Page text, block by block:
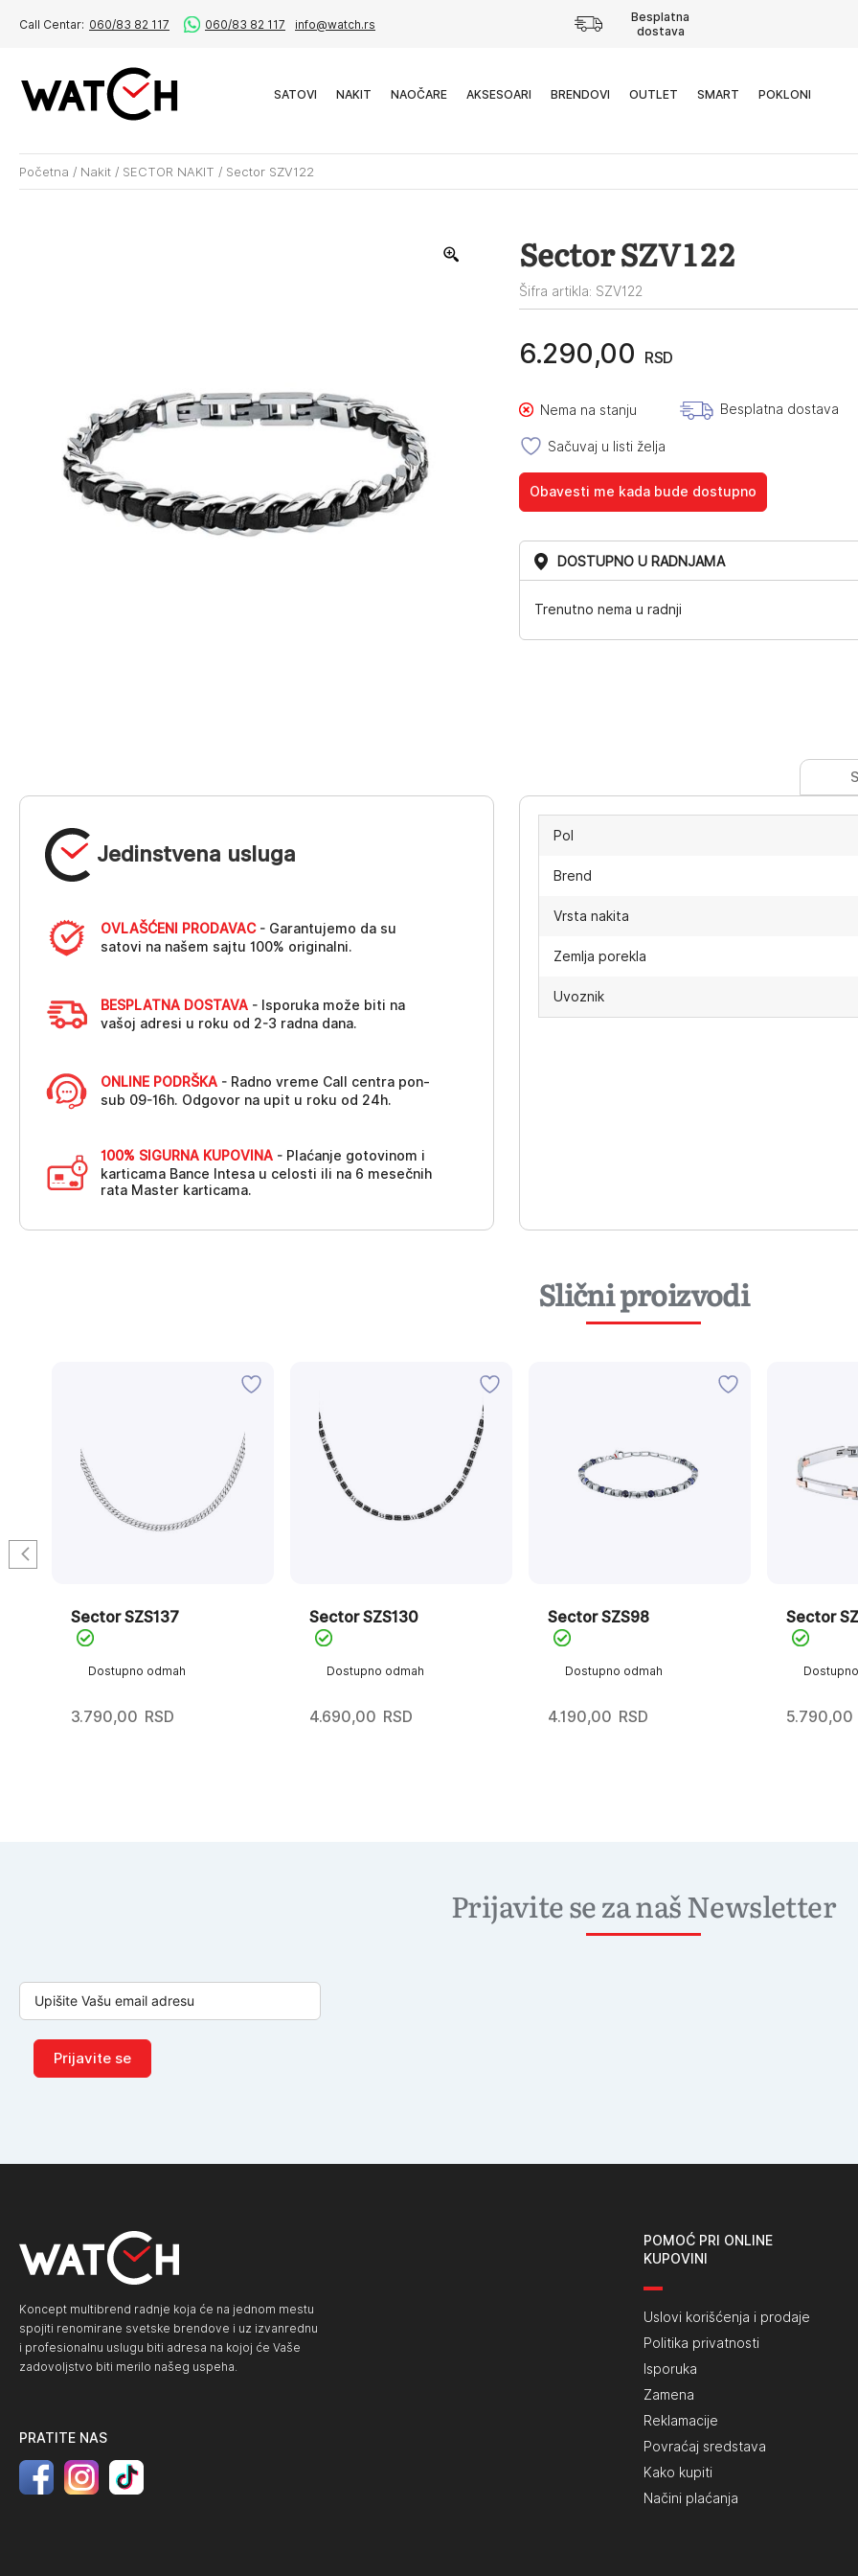
Call Centar: 060/83 82 117 060/83 82 117 info@watch.rs
Besplatna
dostava
SATOVI NAKIT NAOČARE AKSESOARI BRENDOVI OUTLET SMART POKLONI
Početna / Nakit / SECTOR NAKIT / Sector SZV122
Sector SZV122
Šifra artikla: SZV122
6.290,00 RSD
Nema na stanju Besplatna dostava
Sačuvaj u listi želja
Obavesti me kada bude dostupno
DOSTUPNO U RADNJAMA
Trenutno nema u radnji
Jedinstvena usluga
OVLAŠĆENI PRODAVAC- Garantujemo da su
satovi na našem sajtu 100% originalni.
BESPLATNA DOSTAVA - Isporuka može biti na
vašoj adresi u roku od 2-3 radna dana.
ONLINE PODRŠKA - Radno vreme Call centra pon-
sub 09-16h. Odgovor na upit u roku od 24h.
100% SIGURNA KUPOVINA - Plaćanje gotovinom i
karticama Bance Intesa u celosti ili na 6 mesečnih
rata Master karticama.
Pol
Brend
Vrsta nakita
Zemlja porekla
Uvoznik
Slični proizvodi
Dostupno odmah
Sector SZS137
3.790,00 RSD
Dostupno odmah
Sector SZS130
4.690,00 RSD
Dostupno odmah
Sector SZS98
4.190,00 RSD
Sector
5.790,00
Prijavite se za naš Newsletter
Prijavite se
Koncept multibrend radnje koja će na jednom mestu
spojiti renomirane svetske brendove i uz izvanrednu
i profesionalnu uslugu biti adresa na kojoj će Vaše
zadovoljstvo biti merilo našeg uspeha.
PRATITE NAS
POMOĆ PRI ONLINE
KUPOVINI
Uslovi korišćenja i prodaje
Politika privatnosti
Isporuka
Zamena
Reklamacije
Povraćaj sredstava
Kako kupiti
Načini plaćanja